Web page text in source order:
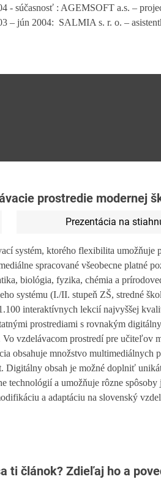
- súčasnosť : AGEMSOFT a.s. –
– jún 2004: SALMIA s. r. o. –
prostredie modernej
Prezentácia na
systém, ktorého flexibilita umožňuje
spracované všeobecne
biológia, fyzika, chémia a
systému (I./II. stupeň ZŠ, stredné
interaktívnych lekcií najvyššej
prostrediami s rovnakým
vzdelávacom prostredí pre učiteľov
obsahuje množstvo multimediálnych
obsah je možné doplniť
a umožňuje rôzne
a adaptáciu na slovenský
ti článok? Zdieľaj ho a